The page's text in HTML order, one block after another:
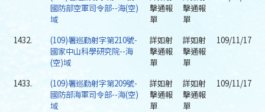
國防部空軍司令部--海(空)
域
擊通報
單
擊通報
單
1432.
(109)署巡勤射字第210號-
國家中山科學研究院--海
(空)域
詳如射
擊通報
單
詳如射
擊通報
單
109/11/17
1433.
(109)署巡勤射字第209號-
國防部海軍司令部--海(空)
域
詳如射
擊通報
單
詳如射
擊通報
單
109/11/17